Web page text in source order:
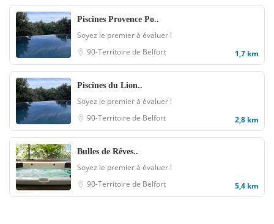
Piscines Provence Po..
Soyez le premier à évaluer !
90-Territoire de Belfort
1,7 km
Piscines du Lion..
Soyez le premier à évaluer !
90-Territoire de Belfort
2,8 km
Bulles de Rêves..
Soyez le premier à évaluer !
90-Territoire de Belfort
5,4 km